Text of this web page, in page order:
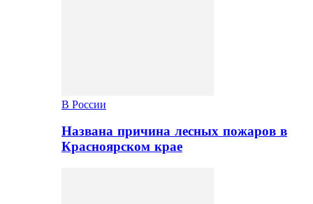
В России
Названа причина лесных пожаров в
Красноярском крае